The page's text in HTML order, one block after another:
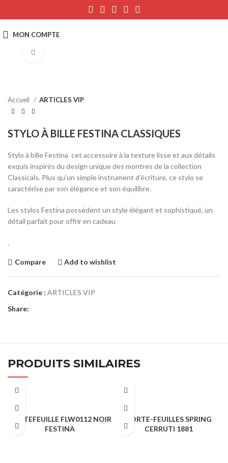
Accueil ARTICLES VIP
STYLO À BILLE FESTINA CLASSIQUES
Stylo à bille Festina cet accessoire à la texture lisse et aux détails
exquis inspirés du design unique des montres de la collection
Classicals. Plus qu’un simple instrument d’écriture, ce stylo se
caractérise par son élégance et son équilibre.
Les stylos Festina possèdent un style élégant et sophistiqué, un
détail parfait pour offrir en cadeau
.
Compare Add to wishlist
Catégorie : ARTICLES VIP
Share:
PRODUITS SIMILAIRES
PORTEFEUILLE FLW0112 NOIR
FESTINA
PORTE-FEUILLES SPRING
CERRUTI 1881